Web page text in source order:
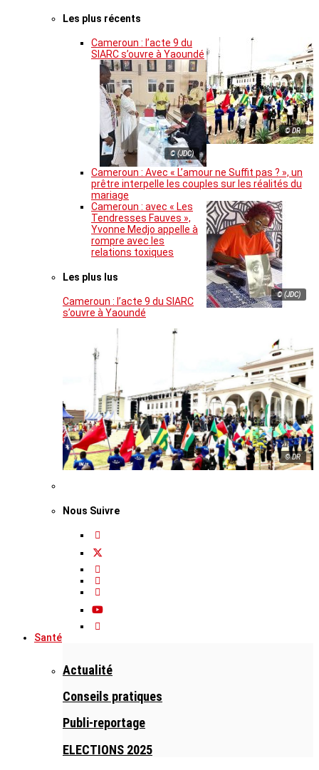
Les plus récents
© DR
Cameroun : l’acte 9 du
SIARC s’ouvre à Yaoundé
© (JDC)
Cameroun : Avec « L’amour ne Suffit pas ? », un
prêtre interpelle les couples sur les réalités du
mariage
© (JDC)
Cameroun : avec « Les
Tendresses Fauves »,
Yvonne Medjo appelle à
rompre avec les
relations toxiques
Les plus lus
Cameroun : l’acte 9 du SIARC
s’ouvre à Yaoundé
© DR
Nous Suivre
Santé
Actualité
Conseils pratiques
Publi-reportage
ELECTIONS 2025